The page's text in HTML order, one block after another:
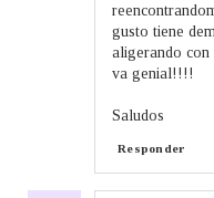
gusto tiene
aligerando con
va genial!!!!
Saludos
Responder